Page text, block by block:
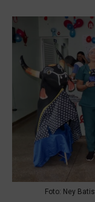
Foto: Ney